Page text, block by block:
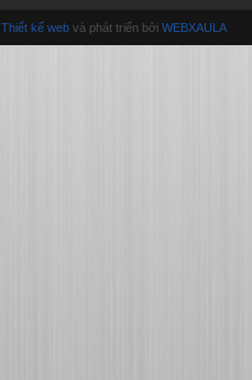
Thiết kế web và phát triển bởi WEBXAULA